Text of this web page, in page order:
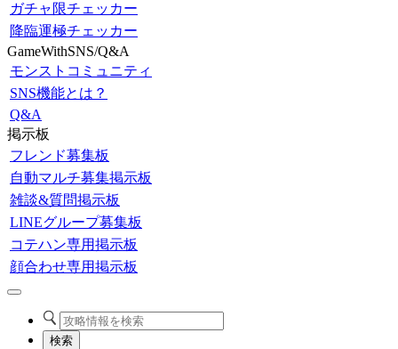
ガチャ限チェッカー
降臨運極チェッカー
GameWithSNS/Q&A
モンストコミュニティ
SNS機能とは？
Q&A
掲示板
フレンド募集板
自動マルチ募集掲示板
雑談&質問掲示板
LINEグループ募集板
コテハン専用掲示板
顔合わせ専用掲示板
検索